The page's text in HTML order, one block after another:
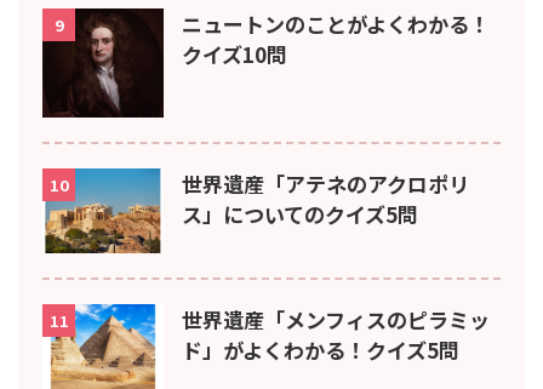
9
ニュートンのことがよくわかる！
クイズ10問
10
世界遺産「アテネのアクロポリ
ス」についてのクイズ5問
11
世界遺産「メンフィスのピラミッ
ド」がよくわかる！クイズ5問